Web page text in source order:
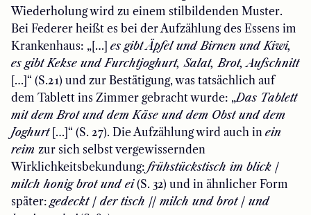
Wiederholung wird zu einem stilbildenden Muster.
Bei Federer heißt es bei der Aufzählung des Essens im
Krankenhaus: „[…] es gibt Äpfel und Birnen und Kiwi,
es gibt Kekse und Furchtjoghurt, Salat, Brot, Aufschnitt
[…]“ (S.21) und zur Bestätigung, was tatsächlich auf
dem Tablett ins Zimmer gebracht wurde: „Das Tablett
mit dem Brot und dem Käse und dem Obst und dem
Joghurt[…]“ (S. 27). Die Aufzählung wird auch in ein
reim zur sich selbst vergewissernden
Wirklichkeitsbekundung:frühstückstisch im blick /
milch honig brot und ei(S. 32) und in ähnlicher Form
später:gedeckt / der tisch // milch und brot / und